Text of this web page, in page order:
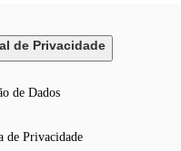
de Privacidade
de Dados
de Privacidade